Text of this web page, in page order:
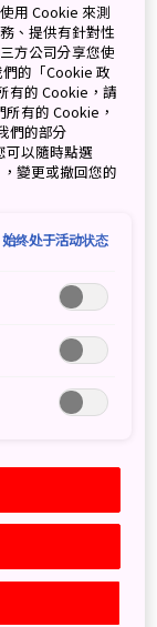
為繁榮的貿易
以及後來為恢
了門司港獨特
步，亦可到位
的「門司港懷
市，當然不能
夜燈的機會。
用 Cookie 來測
、提供有針對性
方公司分享您使
的「Cookie 政
有的 Cookie，請
有的 Cookie，
們的部分
可以隨時點選
變更或撤回您的
始终处于活动状态